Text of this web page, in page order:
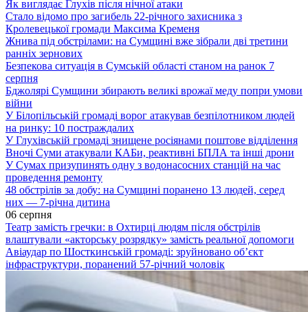
Як виглядає Глухів після нічної атаки
Стало відомо про загибель 22-річного захисника з
Кролевецької громади Максима Кременя
Жнива під обстрілами: на Сумщині вже зібрали дві третини
ранніх зернових
Безпекова ситуація в Сумській області станом на ранок 7
серпня
Бджолярі Сумщини збирають великі врожаї меду попри умови
війни
У Білопільській громаді ворог атакував безпілотником людей
на ринку: 10 постраждалих
У Глухівській громаді знищене росіянами поштове відділення
Вночі Суми атакували КАБи, реактивні БПЛА та інші дрони
У Сумах призупинять одну з водонасосних станцій на час
проведення ремонту
48 обстрілів за добу: на Сумщині поранено 13 людей, серед
них — 7-річна дитина
06 серпня
Театр замість гречки: в Охтирці людям після обстрілів
влаштували «акторську розрядку» замість реальної допомоги
Авіаудар по Шосткинській громаді: зруйновано об’єкт
інфраструктури, поранений 57-річний чоловік